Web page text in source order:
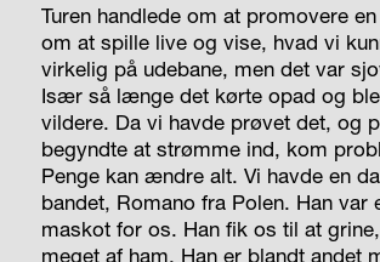
Turen handlede om at promovere
om at spille live og vise, hvad vi
virkelig på udebane, men det var
Især så længe det kørte opad og
vildere. Da vi havde prøvet det, og
begyndte at strømme ind, kom
Penge kan ændre alt. Vi havde en
bandet, Romano fra Polen. Han var
maskot for os. Han fik os til at
meget af ham. Han er blandt andet